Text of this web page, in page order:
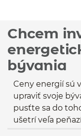
Chcem
bývania
Ceny energií sú
upraviť svoje
pusťte sa do
ušetrí veľa